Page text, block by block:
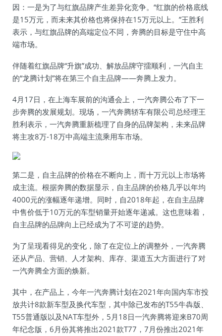
因：一是为了与红旗品牌产生差异化竞争。“红旗的价格底线
是15万元，而未来其价格也将保持在15万元以上。”王胜利
表示，与红旗品牌的高端定位不同，奔腾的目标是守住中高
端市场。
伴随着红旗品牌“升旗”成功、解放品牌守擂顺利，一汽自主
的“龙腾计划”将在第三个自主品牌——奔腾上发力。
4月17日，在上海车展前的沟通会上，一汽奔腾公布了下一
步奔腾的发展规划。现场，一汽奔腾轿车有限公司总经理王
胜利表示，一汽奔腾重新梳理了自身的品牌架构，未来品牌
将主攻8万-18万中高端主流乘用车市场。
第二是，自主品牌的价格在不断向上，而十万元以上市场将
成主流。根据奔腾的数据显示，自主品牌的价格几乎以年均
4000元的涨幅逐年递增。同时，自2018年起，在自主品牌
中售价低于10万元的车型销量开始逐年递减。这也意味着，
自主品牌的品牌向上已经成为了不可逆的趋势。
为了呈现看得见的变化，除了在定位上的调整外，一汽奔腾
还从产品、营销、人才架构、库存、渠道五大方面进行了对
一汽奔腾全方面的焕新。
其中，在产品上，今年一汽奔腾计划在2021年向国内车市投
放共计8款新车型及换代车型，其中除已发布的T55牛犇版、
T55普通版以及NAT车型外，5月18日一汽奔腾将迎来B70周
年纪念版，6月份其将推出2021款T77，7月份推出2021年